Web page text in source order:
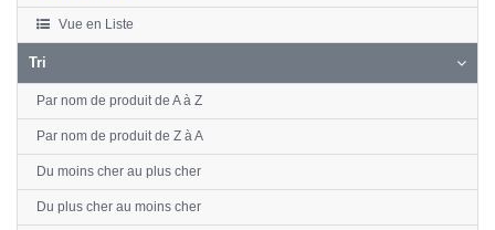
Vue en Liste
Tri
Par nom de produit de A à Z
Par nom de produit de Z à A
Du moins cher au plus cher
Du plus cher au moins cher